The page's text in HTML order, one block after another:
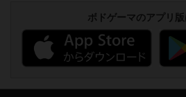
ボドゲーマのアプリ